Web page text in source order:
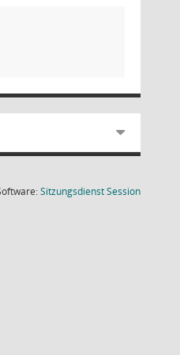
SitzungsdienstSession(Wird in